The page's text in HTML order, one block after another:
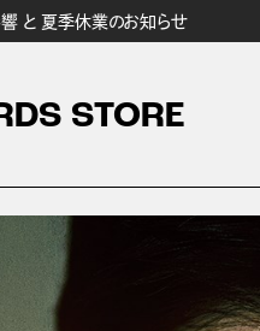
と 夏季休業のお知らせ
STORE